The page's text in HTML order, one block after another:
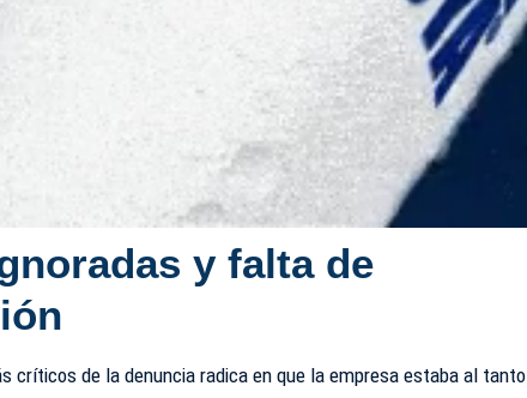
y falta de
críticos de la denuncia radica en que la empresa estaba al tanto